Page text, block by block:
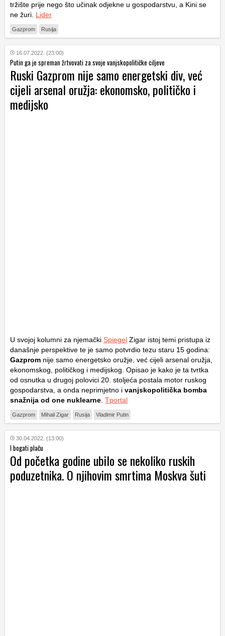
tržište prije nego što učinak odjekne u gospodarstvu, a Kini se
ne žuri. Lider
Gazprom Rusija
16.07.2022. (23:00)
Putin ga je spreman žrtvovati za svoje vanjskopolitičke ciljeve
Ruski Gazprom nije samo energetski div, već
cijeli arsenal oružja: ekonomsko, političko i
medijsko
U svojoj kolumni za njemački Spiegel Zigar istoj temi pristupa iz
današnje perspektive te je samo potvrdio tezu staru 15 godina:
Gazprom nije samo energetsko oružje, već cijeli arsenal oružja,
ekonomskog, političkog i medijskog. Opisao je kako je ta tvrtka
od osnutka u drugoj polovici 20. stoljeća postala motor ruskog
gospodarstva, a onda neprimjetno i vanjskopolitička bomba
snažnija od one nuklearne Tportal
Gazprom Mihail Zigar Rusija Vladimir Putin
30.04.2022. (13:00)
I bogati plaču
Od početka godine ubilo se nekoliko ruskih
poduzetnika. O njihovim smrtima Moskva šuti